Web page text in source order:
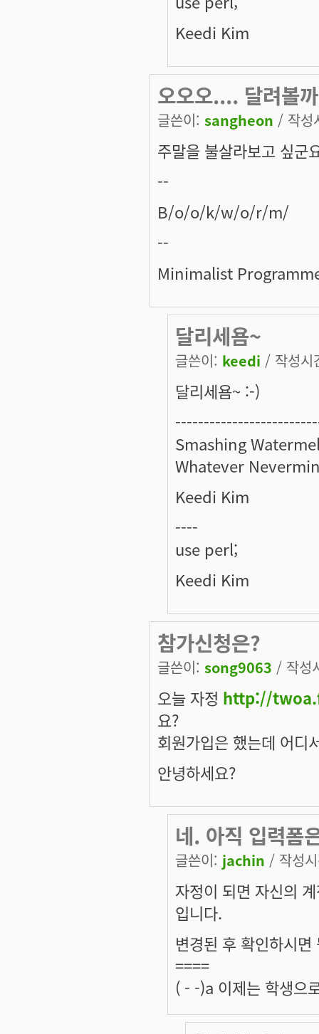
Keedi Kim
오오오.... 달려볼
글쓴이: sangheon / 작성
주말을 불살라보고 싶군
--
B/o/o/k/w/o/r/m/
--
Minimalist
달리세욤~
글쓴이: keedi / 작성
달리세욤~ :-)
Smashing
Whatever
Keedi Kim
----
use perl;
Keedi Kim
참가신청은?
글쓴이: song9063 / 작성
오늘 자정 http://
요?
회원가입은 했는데 어디
안녕하세요?
네. 아직 입력폼
글쓴이: jachin / 작성
자정이 되면 자신의
입니다.
변경된 후 확인하시면
====
( - -)a 이제는 학생으